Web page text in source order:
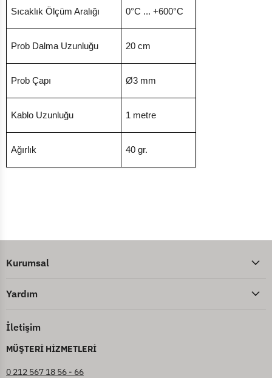
Sıcaklık Ölçüm Aralığı 0°C ... +600°C
Prob Dalma Uzunluğu 20 cm
Prob Çapı Ø3 mm
Kablo Uzunluğu 1 metre
Ağırlık 40 gr.
Kurumsal
Yardım
İletişim
MÜŞTERİ HİZMETLERİ
0 212 567 18 56 - 66